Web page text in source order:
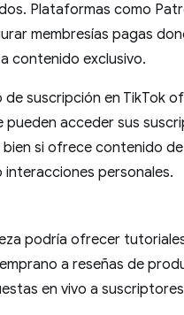
Plataformas como
membresías pagas
contenido exclusivo.
suscripción en TikTok
acceder sus
si ofrece contenido
interacciones personales.
podría ofrecer
a reseñas de
en vivo a